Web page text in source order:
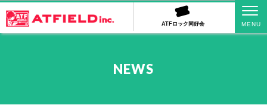
ATFロック同好会
NEWS